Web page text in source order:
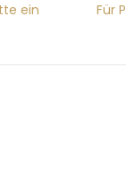
bitte ein